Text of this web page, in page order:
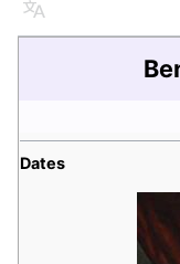
Langue
Dates